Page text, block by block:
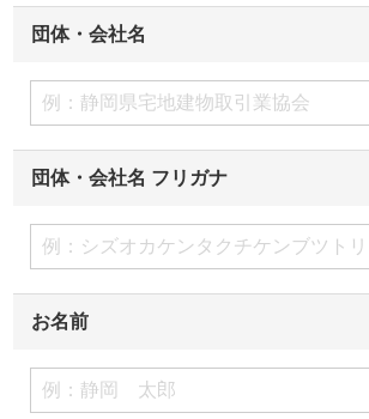
団体・会社名
団体・会社名 フリガナ
お名前